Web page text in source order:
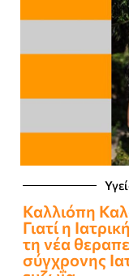
Καλλιόπη
Γιατί η
τη νέα
σύγχρονης